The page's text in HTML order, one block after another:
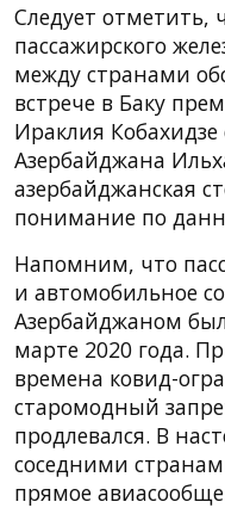
Следует отметить,
пассажирского
между странами
встрече в Баку
Ираклия
Азербайджана
азербайджанская
понимание по
Напомним, что
и автомобильное
Азербайджаном
марте 2020 года.
времена ковид-
старомодный
продлевался. В
соседними
прямое